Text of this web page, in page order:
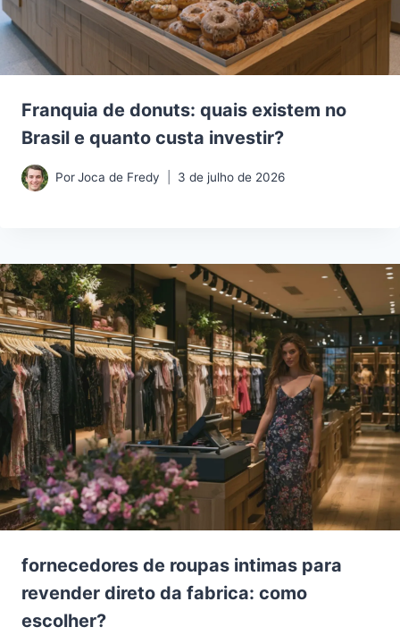
Franquia de donuts: quais existem no
Brasil e quanto custa investir?
PorJoca de Fredy 3 de julho de 2026
fornecedores de roupas intimas para
revender direto da fabrica: como
escolher?